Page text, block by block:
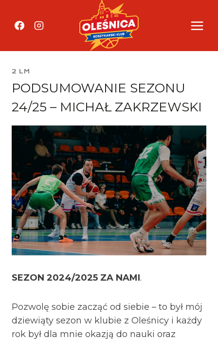
treści
2 LM
PODSUMOWANIE SEZONU
24/25 – MICHAŁ ZAKRZEWSKI
SEZON 2024/2025 ZA NAMI.
Pozwolę sobie zacząć od siebie – to był mój
dziewiąty sezon w klubie z Oleśnicy i każdy
rok był dla mnie okazją do nauki oraz